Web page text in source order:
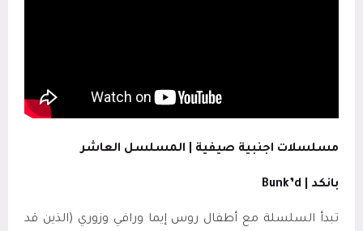
مسلسلات اجنبية صيفية | المسلسل العاشر
بانكد | Bunk’d
تبدأ السلسلة مع أطفال روس إيما ورافي وزوري (الذين قد